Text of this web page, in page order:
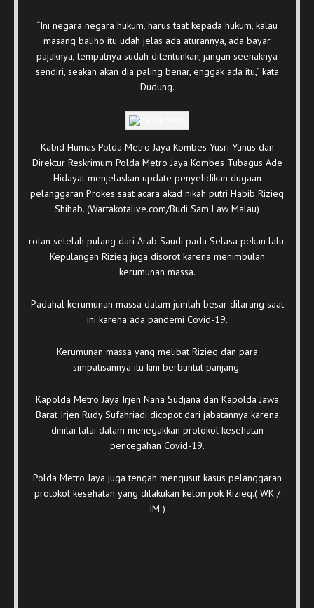
“Ini negara negara hukum, harus taat kepada hukum, kalau
masang baliho itu udah jelas ada aturannya, ada bayar
pajaknya, tempatnya sudah ditentunkan, jangan seenaknya
sendiri, seakan akan dia paling benar, enggak ada itu,” kata
Dudung.
Kabid Humas Polda Metro Jaya Kombes Yusri Yunus dan
Direktur Reskrimum Polda Metro Jaya Kombes Tubagus Ade
Hidayat menjelaskan update penyelidikan dugaan
pelanggaran Prokes saat acara akad nikah putri Habib Rizieq
Shihab. (Wartakotalive.com/Budi Sam Law Malau)
rotan setelah pulang dari Arab Saudi pada Selasa pekan lalu.
Kepulangan Rizieq juga disorot karena menimbulan
kerumunan massa.
Padahal kerumunan massa dalam jumlah besar dilarang saat
ini karena ada pandemi Covid-19.
Kerumunan massa yang melibat Rizieq dan para
simpatisannya itu kini berbuntut panjang.
Kapolda Metro Jaya Irjen Nana Sudjana dan Kapolda Jawa
Barat Irjen Rudy Sufahriadi dicopot dari jabatannya karena
dinilai lalai dalam menegakkan protokol kesehatan
pencegahan Covid-19.
Polda Metro Jaya juga tengah mengusut kasus pelanggaran
protokol kesehatan yang dilakukan kelompok Rizieq.( WK /
IM )